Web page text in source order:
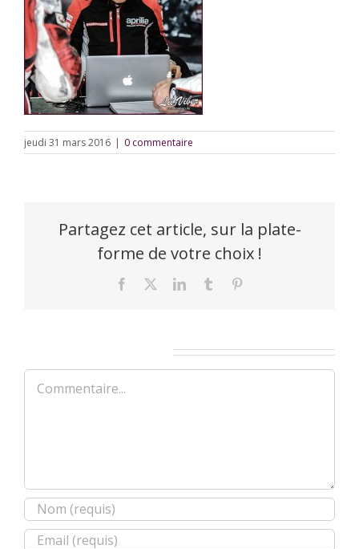
jeudi 31 mars 2016 | 0 commentaire
Partagez cet article, sur la plate-
forme de votre choix !
Facebook LinkedInTumblr
Commentaire